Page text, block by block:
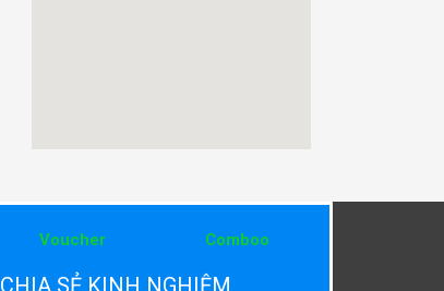
Voucher Comboo
CHIA SẺ KINH NGHIỆM